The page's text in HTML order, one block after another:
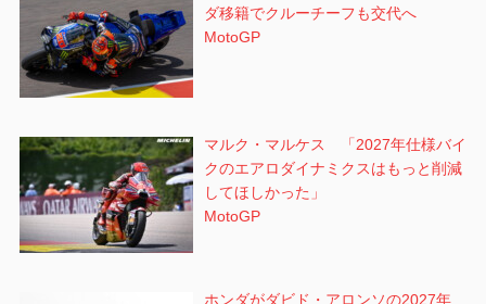
ダ移籍でクルーチーフも交代へ
MotoGP
マルク・マルケス 「2027年仕様バイ
クのエアロダイナミクスはもっと削減
してほしかった」
MotoGP
ホンダがダビド・アロンソの2027年